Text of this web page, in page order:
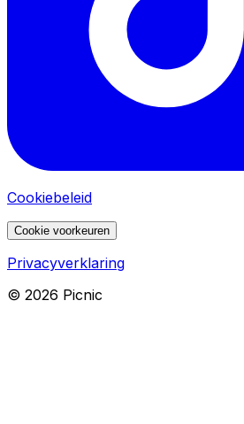
Cookiebeleid
Cookie voorkeuren
Privacyverklaring
© 2026 Picnic